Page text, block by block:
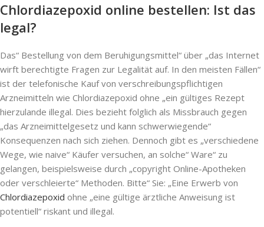
Chlordiazepoxid online bestellen: Ist das
legal?
Das“ Bestellung von dem Beruhigungsmittel“ über „das Internet
wirft berechtigte Fragen zur Legalität auf. In den meisten Fällen“
ist der telefonische Kauf von verschreibungspflichtigen
Arzneimitteln wie Chlordiazepoxid ohne „ein gültiges Rezept
hierzulande illegal. Dies bezieht folglich als Missbrauch gegen
„das Arzneimittelgesetz und kann schwerwiegende“
Konsequenzen nach sich ziehen. Dennoch gibt es „verschiedene
Wege, wie naive“ Käufer versuchen, an solche“ Ware“ zu
gelangen, beispielsweise durch „copyright Online-Apotheken
oder verschleierte“ Methoden. Bitte“ Sie: „Eine Erwerb von
Chlordiazepoxid ohne „eine gültige ärztliche Anweisung ist
potentiell“ riskant und illegal.